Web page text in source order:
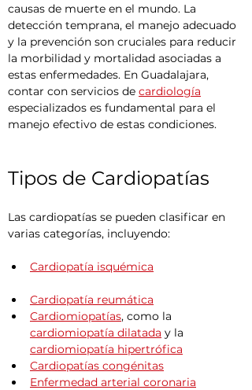
causas de muerte en el mundo. La
detección temprana, el manejo adecuado
y la prevención son cruciales para reducir
la morbilidad y mortalidad asociadas a
estas enfermedades. En Guadalajara,
contar con servicios de cardiología
especializados es fundamental para el
manejo efectivo de estas condiciones.
Tipos de Cardiopatías
Las cardiopatías se pueden clasificar en
varias categorías, incluyendo:
Cardiopatía isquémica
Cardiopatía reumática
Cardiomiopatías, como la
cardiomiopatía dilatada y la
cardiomiopatía hipertrófica
Cardiopatías congénitas
Enfermedad arterial coronaria